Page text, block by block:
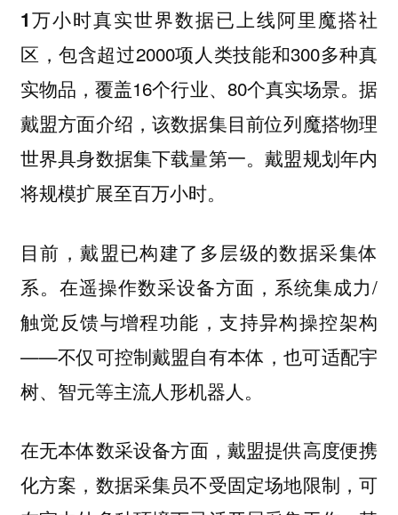
1万小时真实世界数据已上线阿里魔搭社
区 ，包含超过2000项人类技能和300多种真
实物品，覆盖16个行业、80个真实场景。据
戴盟方面介绍，该数据集目前位列魔搭物理
世界具身数据集下载量第一。戴盟规划年内
将规模扩展至百万小时。
目前，戴盟已构建了多层级的数据采集体
系。在遥操作数采设备方面，系统集成力/
触觉反馈与增程功能，支持异构操控架构
——不仅可控制戴盟自有本体，也可适配宇
树、智元等主流人形机器人 。
在无本体数采设备方面，戴盟提供高度便携
化方案，数据采集员不受固定场地限制，可